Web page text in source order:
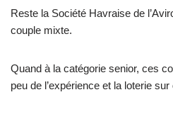
Reste la Société Havraise de
couple mixte.
Quand à la catégorie senior, ces
peu de l’expérience et la loterie